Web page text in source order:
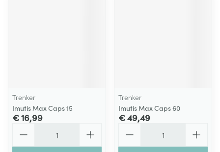
Trenker
Imutis Max Caps 15
€ 16,99
Trenker
Imutis Max Caps 60
€ 49,49